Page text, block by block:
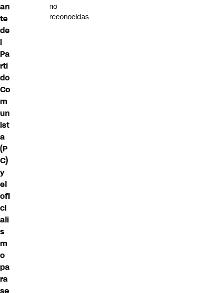
an
te
de
l
Pa
rti
do
Co
m
un
ist
a
(P
C)
y
el
ofi
ci
ali
s
m
o
pa
ra
no
reconocidas